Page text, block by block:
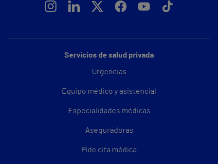
Servicios de salud privada
Urgencias
Equipo médico y asistencial
Especialidades médicas
Aseguradoras
Pide cita médica